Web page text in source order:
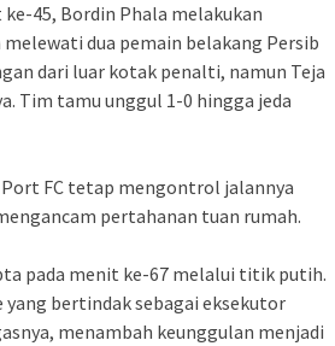
45, Bordin Phala melakukan
dua pemain belakang Persib
dari luar kotak penalti, namun Teja
Tim tamu unggul 1-0 hingga jeda
Port FC tetap mengontrol jalannya
pertahanan tuan rumah.
pada menit ke-67 melalui titik putih.
yang bertindak sebagai eksekutor
menambah keunggulan menjadi